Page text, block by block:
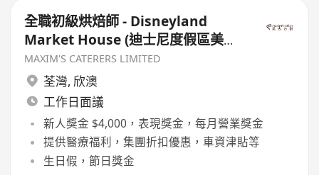
全職初級烘焙師 - Disneyland
Market House (迪士尼度假區美國
小鎮大街) - $13000-16000
MAXIM'S CATERERS LIMITED
荃灣, 欣澳
工作日面議
新人獎金 $4,000，表現獎金，每月營業獎金
提供醫療福利，集團折扣優惠，車資津貼等
生日假，節日獎金